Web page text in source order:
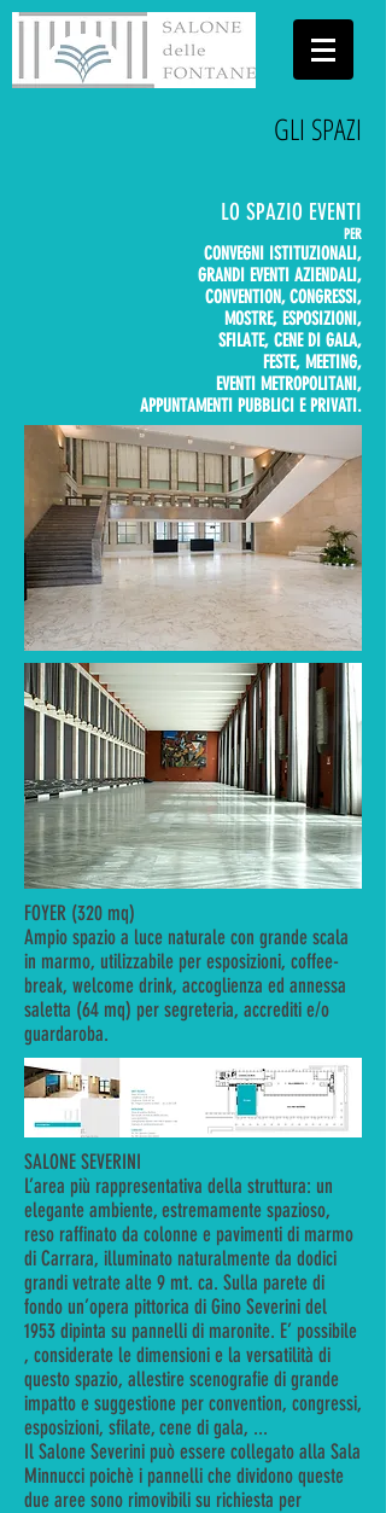
GLI SPAZI
LO SPAZIO EVENTI
PER
CONVEGNI ISTITUZIONALI,
GRANDI EVENTI AZIENDALI,
CONVENTION, CONGRESSI,
MOSTRE, ESPOSIZIONI,
SFILATE, CENE DI GALA,
FESTE, MEETING,
EVENTI METROPOLITANI,
APPUNTAMENTI PUBBLICI E PRIVATI.
FOYER (320 mq)
Ampio spazio a luce naturale con grande scala
in marmo, utilizzabile per esposizioni, coffee-
break, welcome drink, accoglienza ed annessa
saletta (64 mq) per segreteria, accrediti e/o
guardaroba.
SALONE SEVERINI
L’area più rappresentativa della struttura: un
elegante ambiente, estremamente spazioso,
reso raffinato da colonne e pavimenti di marmo
di Carrara, illuminato naturalmente da dodici
grandi vetrate alte 9 mt. ca. Sulla parete di
fondo un’opera pittorica di Gino Severini del
1953 dipinta su pannelli di maronite. E’ possibile
, considerate le dimensioni e la versatilità di
questo spazio, allestire scenografie di grande
impatto e suggestione per convention, congressi,
esposizioni, sfilate, cene di gala, ...
Il Salone Severini può essere collegato alla Sala
Minnucci poichè i pannelli che dividono queste
due aree sono rimovibili su richiesta per